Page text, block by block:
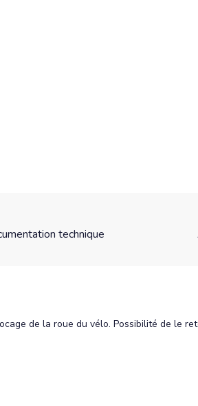
technique
de la roue du vélo. Possibilité de le